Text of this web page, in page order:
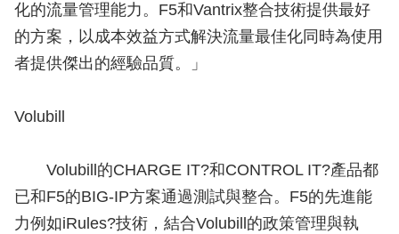
化的流量管理能力。F5和Vantrix整合技術提供最好
的方案，以成本效益方式解決流量最佳化同時為使用
者提供傑出的經驗品質。」
Volubill
Volubill的CHARGE IT?和CONTROL IT?產品都
已和F5的BIG-IP方案通過測試與整合。F5的先進能
力例如iRules?技術，結合Volubill的政策管理與執